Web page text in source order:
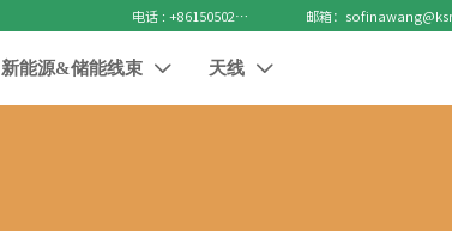
电话 : +8615050271688
新能源&储能线束  天线 